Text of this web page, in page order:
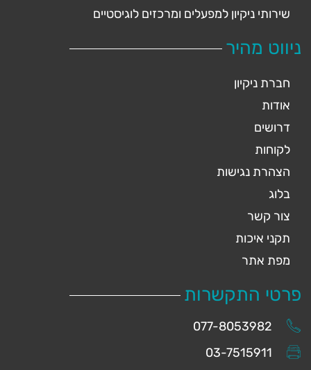
שירותי ניקיון למפעלים ומרכזים לוגיסטיים
ניווט מהיר
חברת ניקיון
אודות
דרושים
לקוחות
הצהרת נגישות
בלוג
צור קשר
תקני איכות
מפת אתר
פרטי התקשרות
077-8053982
03-7515911